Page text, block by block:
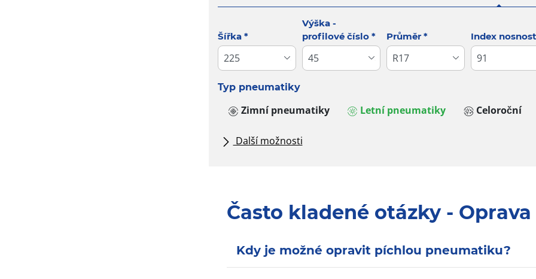
Tab updated: Vyhledávání podle rozměrů
Šířka *
Výška -
profilové číslo * Průměr * Index
Typ pneumatiky
Zimní pneumatiky Letní pneumatiky Celoroční
Další možnosti
Často kladené otázky -
Kdy je možné opravit píchlou pneumatiku?